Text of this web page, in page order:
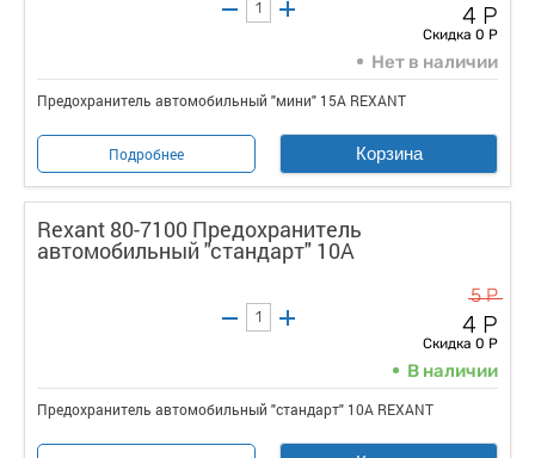
4 Р
Скидка 0 Р
Нет в наличии
Предохранитель автомобильный "мини" 15А REXANT
Подробнее Корзина
Rexant 80-7100 Предохранитель
автомобильный "стандарт" 10А
5 Р
4 Р
Скидка 0 Р
В наличии
Предохранитель автомобильный "стандарт" 10А REXANT